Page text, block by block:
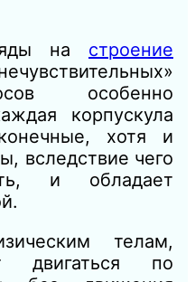
на строение
особенно
корпускула
хотя и
вследствие чего
и обладает
телам,
дви­гаться по